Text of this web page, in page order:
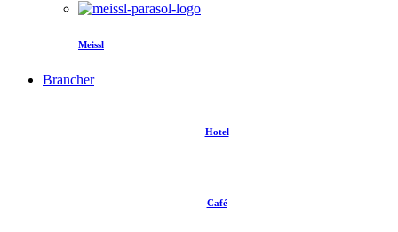
Meissl
Brancher
Hotel
Café